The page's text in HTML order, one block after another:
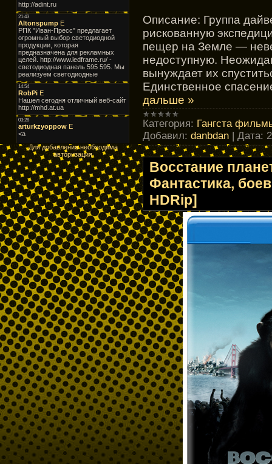
Для добавления необходима
авторизация
Описание: Группа
рискованную
пещер на Земле —
недоступную.
вынуждает их
Единственное
дальше »
Категория: Гангста
Добавил: danbdan | Дата:
Восстание
Фантастика,
HDRip]